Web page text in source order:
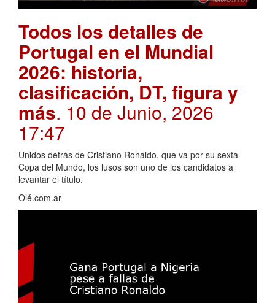
Todos los detalles de
Portugal en el Mundial
2026: historia,
clasificación, DT, figura y
más. 10 de Junio, 2026
17:47
Unidos detrás de Cristiano Ronaldo, que va por su sexta
Copa del Mundo, los lusos son uno de los candidatos a
levantar el título.
Olé.com.ar